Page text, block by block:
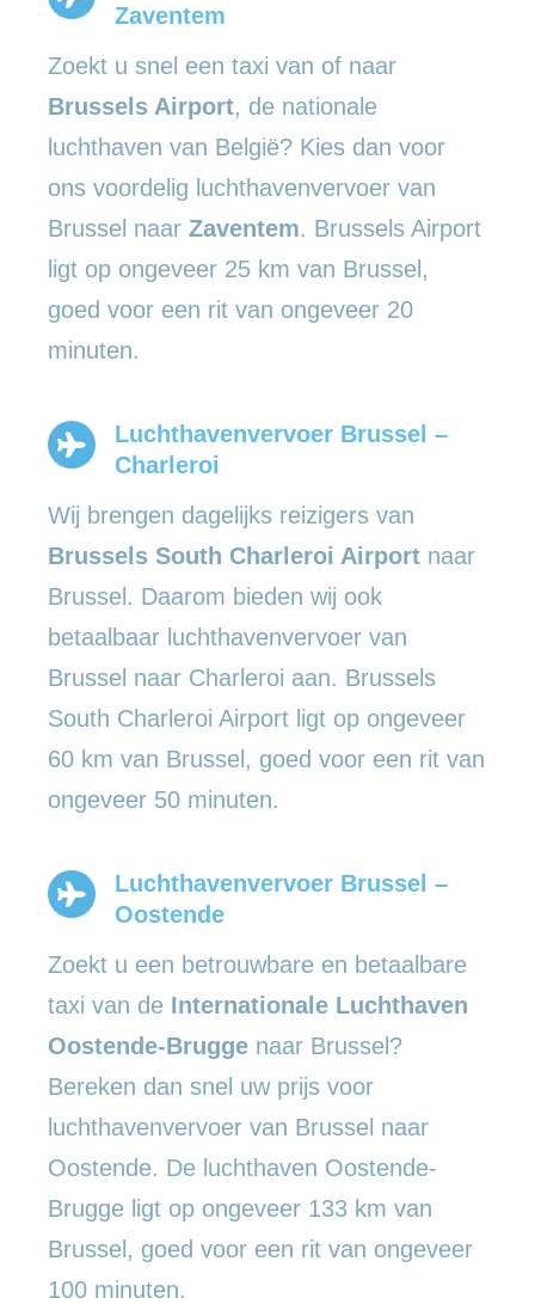
Zaventem
Zoekt u snel een taxi van of naar
Brussels Airport, de nationale
luchthaven van België? Kies dan voor
ons voordelig luchthavenvervoer van
Brussel naar Zaventem. Brussels Airport
ligt op ongeveer 25 km van Brussel,
goed voor een rit van ongeveer 20
minuten.
Luchthavenvervoer Brussel –
Charleroi
Wij brengen dagelijks reizigers van
Brussels South Charleroi Airport naar
Brussel. Daarom bieden wij ook
betaalbaar luchthavenvervoer van
Brussel naar Charleroi aan. Brussels
South Charleroi Airport ligt op ongeveer
60 km van Brussel, goed voor een rit van
ongeveer 50 minuten.
Luchthavenvervoer Brussel –
Oostende
Zoekt u een betrouwbare en betaalbare
taxi van de Internationale Luchthaven
Oostende-Brugge naar Brussel?
Bereken dan snel uw prijs voor
luchthavenvervoer van Brussel naar
Oostende. De luchthaven Oostende-
Brugge ligt op ongeveer 133 km van
Brussel, goed voor een rit van ongeveer
100 minuten.